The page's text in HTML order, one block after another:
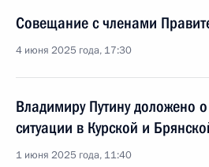
Совещание с членами
4 июня 2025 года, 17:30
Владимиру Путину доложено
ситуации в Курской и
1 июня 2025 года, 11:40